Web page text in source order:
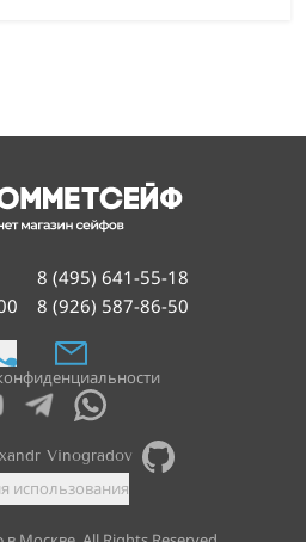
8 (495) 641-55-18
8 (926) 587-86-50
использования
Vinogradov